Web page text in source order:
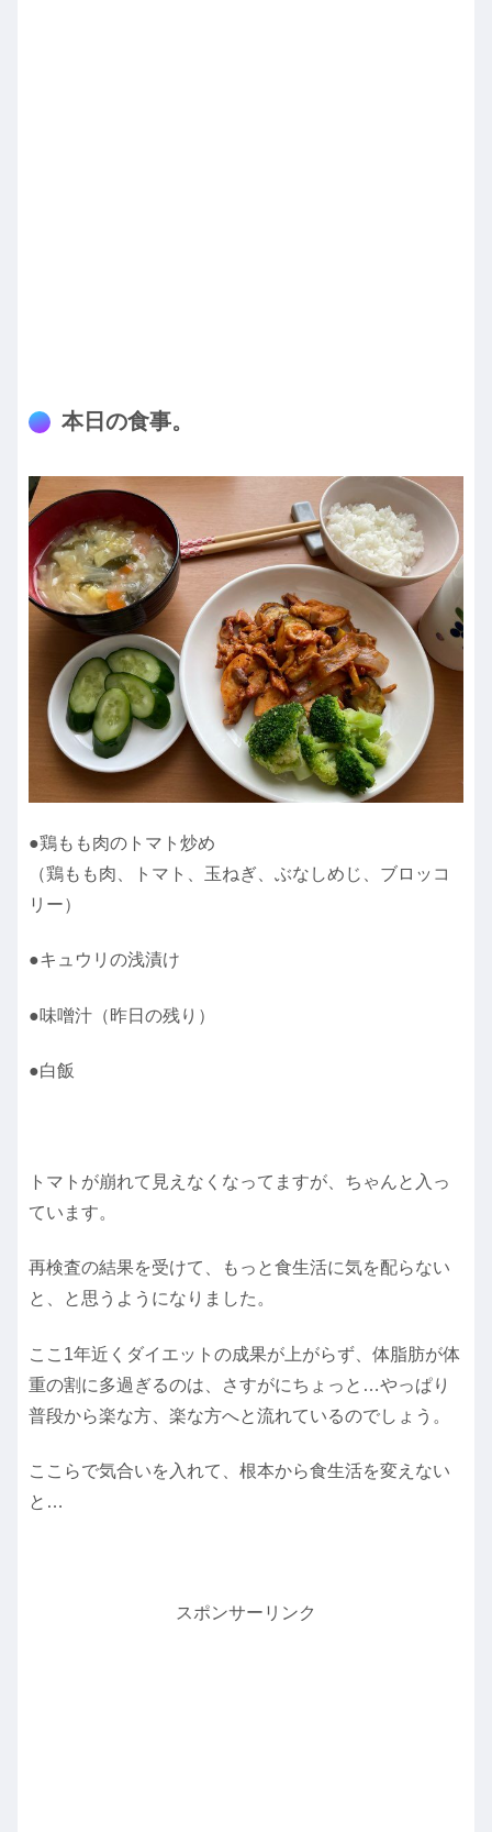
本日の食事。
●鶏もも肉のトマト炒め
（鶏もも肉、トマト、玉ねぎ、ぶなしめじ、ブロッコ
リー）
●キュウリの浅漬け
●味噌汁（昨日の残り）
●白飯
トマトが崩れて見えなくなってますが、ちゃんと入っ
ています。
再検査の結果を受けて、もっと食生活に気を配らない
と、と思うようになりました。
ここ1年近くダイエットの成果が上がらず、体脂肪が体
重の割に多過ぎるのは、さすがにちょっと…やっぱり
普段から楽な方、楽な方へと流れているのでしょう。
ここらで気合いを入れて、根本から食生活を変えない
と…
スポンサーリンク